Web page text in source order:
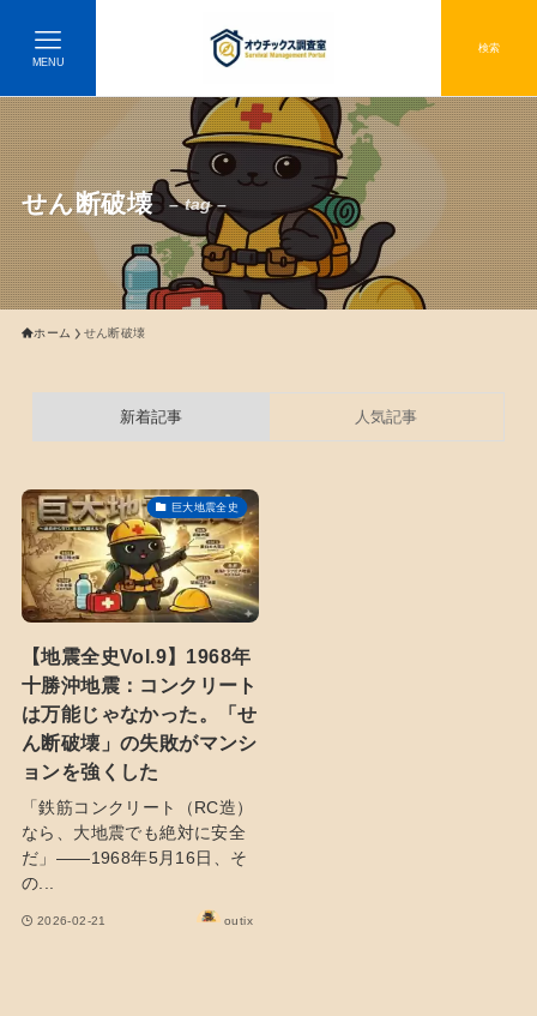
検索
MENU
せん断破壊 – tag –
ホーム せん断破壊
新着記事 人気記事
巨大地震全史
【地震全史Vol.9】1968年
十勝沖地震：コンクリート
は万能じゃなかった。「せ
ん断破壊」の失敗がマンシ
ョンを強くした
「鉄筋コンクリート（RC造）
なら、大地震でも絶対に安全
だ」——1968年5月16日、そ
の...
2026-02-21 outix